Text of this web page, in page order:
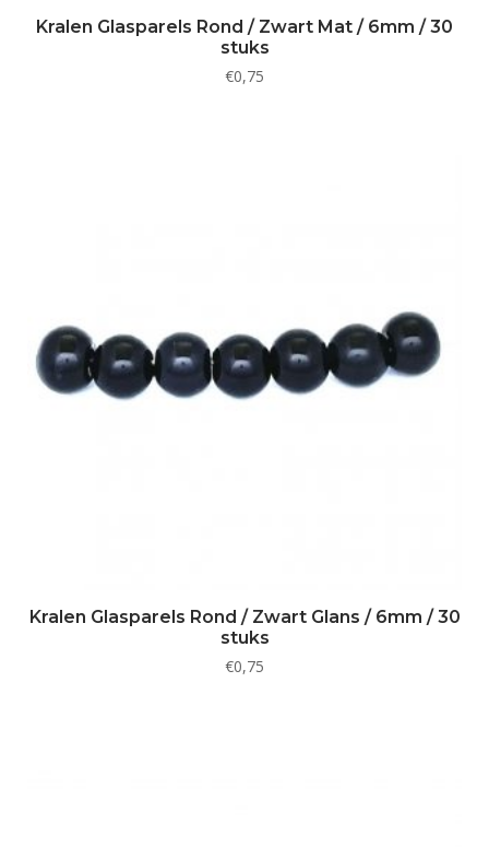
Kralen Glasparels Rond / Zwart Mat / 6mm / 30
stuks
€0,75
Kralen Glasparels Rond / Zwart Glans / 6mm / 30
stuks
€0,75